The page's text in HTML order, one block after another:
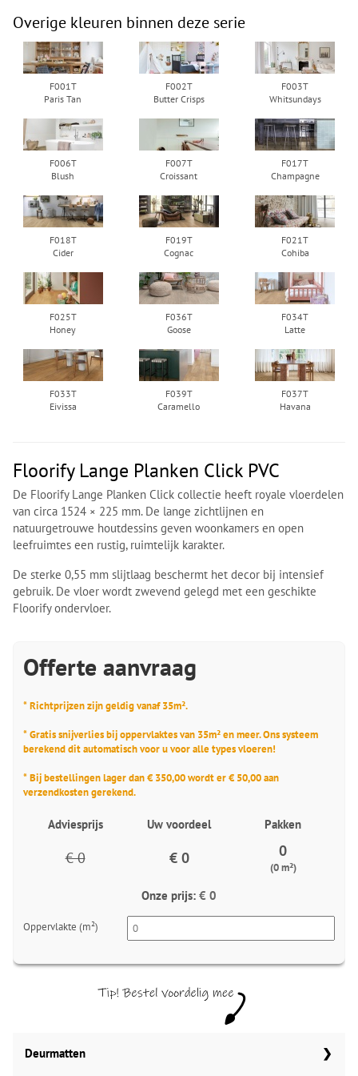
Overige kleuren binnen deze serie
F001T
Paris Tan
F002T
Butter Crisps
F003T
Whitsundays
F006T
Blush
F007T
Croissant
F017T
Champagne
F018T
Cider
F019T
Cognac
F021T
Cohiba
F025T
Honey
F036T
Goose
F034T
Latte
F033T
Eivissa
F039T
Caramello
F037T
Havana
Floorify Lange Planken Click PVC
De Floorify Lange Planken Click collectie heeft royale vloerdelen
van circa 1524 × 225 mm. De lange zichtlijnen en
natuurgetrouwe houtdessins geven woonkamers en open
leefruimtes een rustig, ruimtelijk karakter.
De sterke 0,55 mm slijtlaag beschermt het decor bij intensief
gebruik. De vloer wordt zwevend gelegd met een geschikte
Floorify ondervloer.
Offerte aanvraag
* Richtprijzen zijn geldig vanaf 35m².
* Gratis snijverlies bij oppervlaktes van 35m² en meer. Ons systeem
berekend dit automatisch voor u voor alle types vloeren!
* Bij bestellingen lager dan € 350,00 wordt er € 50,00 aan
verzendkosten gerekend.
Adviesprijs Uw voordeel Pakken
€ 0 € 0 0
(0 m²)
Onze prijs: € 0
Oppervlakte (m²)
Deurmatten